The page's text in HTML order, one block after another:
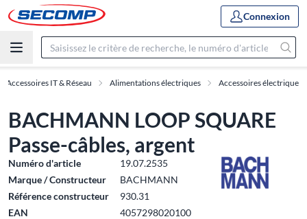
Connexion
Accessoires IT & Réseau Alimentations électriques Accessoires électrique
BACHMANN LOOP SQUARE
Passe-câbles, argent
Numéro d'article
19.07.2535
Marque / Constructeur
BACHMANN
Référence constructeur
930.31
EAN
4057298020100